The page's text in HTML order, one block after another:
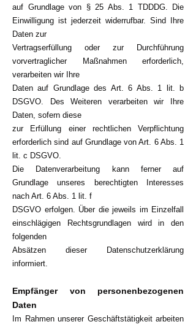
auf Grundlage von § 25 Abs. 1 TDDDG. Die
Einwilligung ist jederzeit widerrufbar. Sind Ihre
Daten zur
Vertragserfüllung oder zur Durchführung
vorvertraglicher Maßnahmen erforderlich,
verarbeiten wir Ihre
Daten auf Grundlage des Art. 6 Abs. 1 lit. b
DSGVO. Des Weiteren verarbeiten wir Ihre
Daten, sofern diese
zur Erfüllung einer rechtlichen Verpflichtung
erforderlich sind auf Grundlage von Art. 6 Abs. 1
lit. c DSGVO.
Die Datenverarbeitung kann ferner auf
Grundlage unseres berechtigten Interesses
nach Art. 6 Abs. 1 lit. f
DSGVO erfolgen. Über die jeweils im Einzelfall
einschlägigen Rechtsgrundlagen wird in den
folgenden
Absätzen dieser Datenschutzerklärung
informiert.
Empfänger von personenbezogenen
Daten
Im Rahmen unserer Geschäftstätigkeit arbeiten